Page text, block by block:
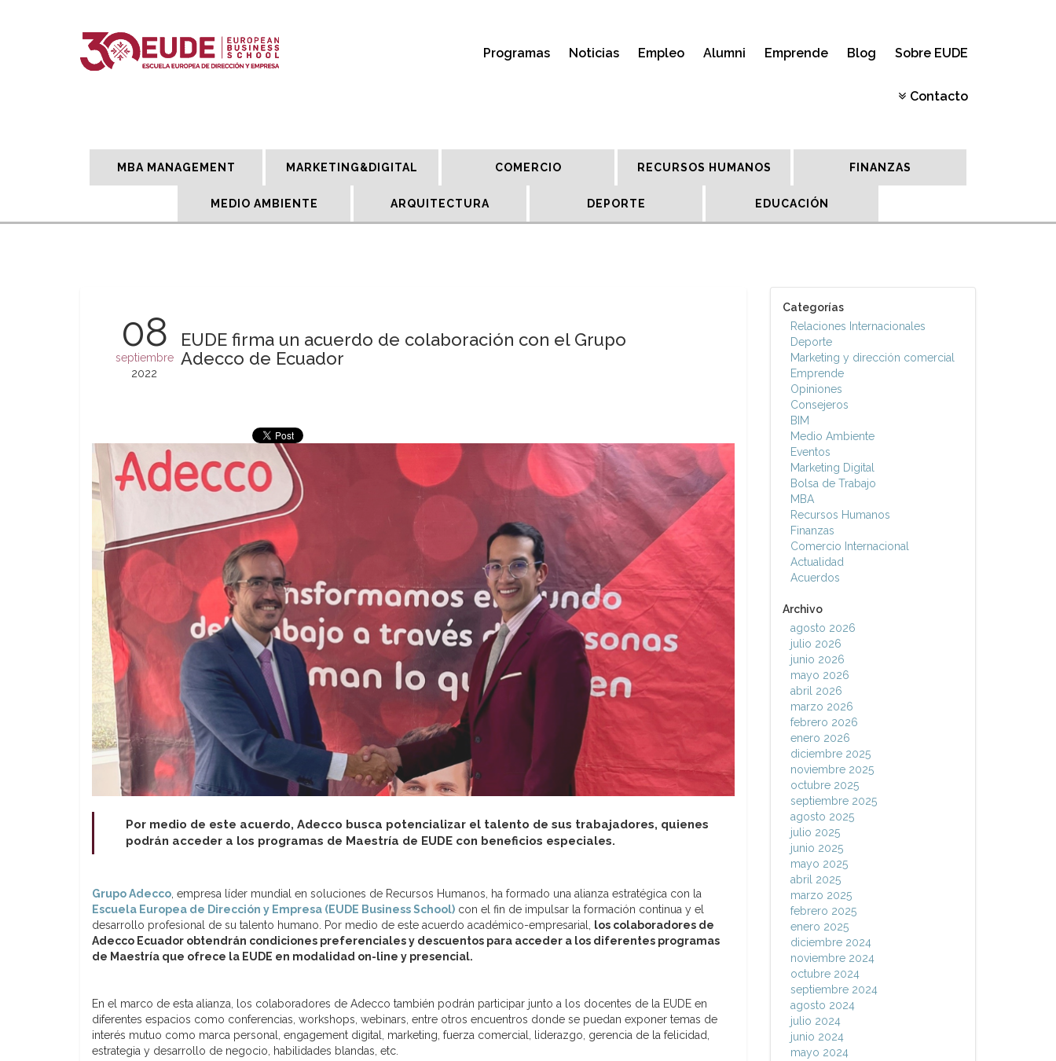
Programas Noticias Empleo Alumni Emprende Blog Sobre EUDE
Contacto
MBA MANAGEMENT MARKETING&DIGITAL COMERCIO RECURSOS HUMANOS FINANZAS
MEDIO AMBIENTE ARQUITECTURA DEPORTE EDUCACIÓN
08
septiembre
2022
EUDE firma un acuerdo de colaboración con el Grupo
Adecco de Ecuador
Por medio de este acuerdo, Adecco busca potencializar el talento de sus trabajadores, quienes
podrán acceder a los programas de Maestría de EUDE con beneficios especiales.
Grupo Adecco , empresa líder mundial en soluciones de Recursos Humanos, ha formado una alianza estratégica con la
Escuela Europea de Dirección y Empresa (EUDE Business School) con el fin de impulsar la formación continua y el
desarrollo profesional de su talento humano. Por medio de este acuerdo académico-empresarial,
los colaboradores de
Adecco Ecuador obtendrán condiciones preferenciales y descuentos para acceder a los diferentes programas
de Maestría que ofrece la EUDE en modalidad on-line y presencial.
En el marco de esta alianza, los colaboradores de Adecco también podrán participar junto a los docentes de la EUDE en
diferentes espacios como conferencias, workshops, webinars, entre otros encuentros donde se puedan exponer temas de
interés mutuo como marca personal, engagement digital, marketing, fuerza comercial, liderazgo, gerencia de la felicidad,
estrategia y desarrollo de negocio, habilidades blandas, etc.
Categorías
Relaciones Internacionales
Deporte
Marketing y dirección comercial
Emprende
Opiniones
Consejeros
BIM
Medio Ambiente
Eventos
Marketing Digital
Bolsa de Trabajo
MBA
Recursos Humanos
Finanzas
Comercio Internacional
Actualidad
Acuerdos
Archivo
agosto 2026
julio 2026
junio 2026
mayo 2026
abril 2026
marzo 2026
febrero 2026
enero 2026
diciembre 2025
noviembre 2025
octubre 2025
septiembre 2025
agosto 2025
julio 2025
junio 2025
mayo 2025
abril 2025
marzo 2025
febrero 2025
enero 2025
diciembre 2024
noviembre 2024
octubre 2024
septiembre 2024
agosto 2024
julio 2024
junio 2024
mayo 2024